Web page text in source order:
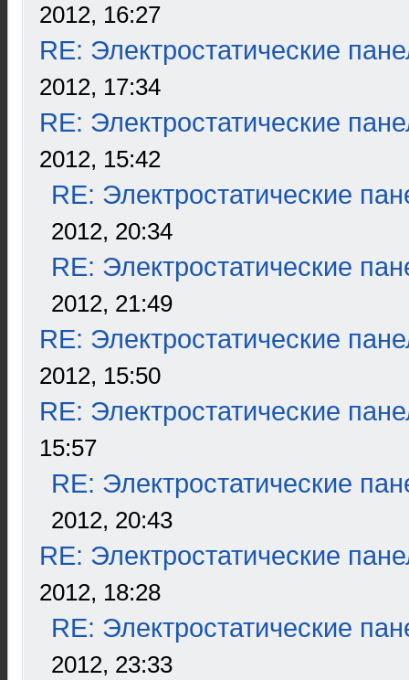
2012, 16:27
RE: Электростатические
2012, 17:34
RE: Электростатические
2012, 15:42
RE: Электростатические
2012, 20:34
RE: Электростатические
2012, 21:49
RE: Электростатические
2012, 15:50
RE: Электростатические
15:57
RE: Электростатические
2012, 20:43
RE: Электростатические
2012, 18:28
RE: Электростатические
2012, 23:33